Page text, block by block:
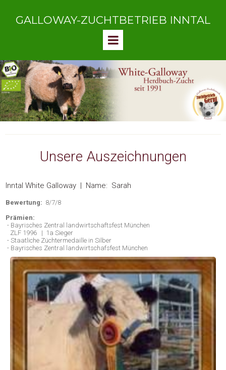
GALLOWAY-ZUCHTBETRIEB INNTAL
Unsere Auszeichnungen
Inntal White Galloway | Name: Sarah
Bewertung: 8/7/8
Prämien:
- Bayrisches Zentral landwirtschaftsfest München
ZLF 1996 | 1a Sieger
- Staatliche Züchtermedaille in Silber
- Bayrisches Zentral landwirtschafsfest München